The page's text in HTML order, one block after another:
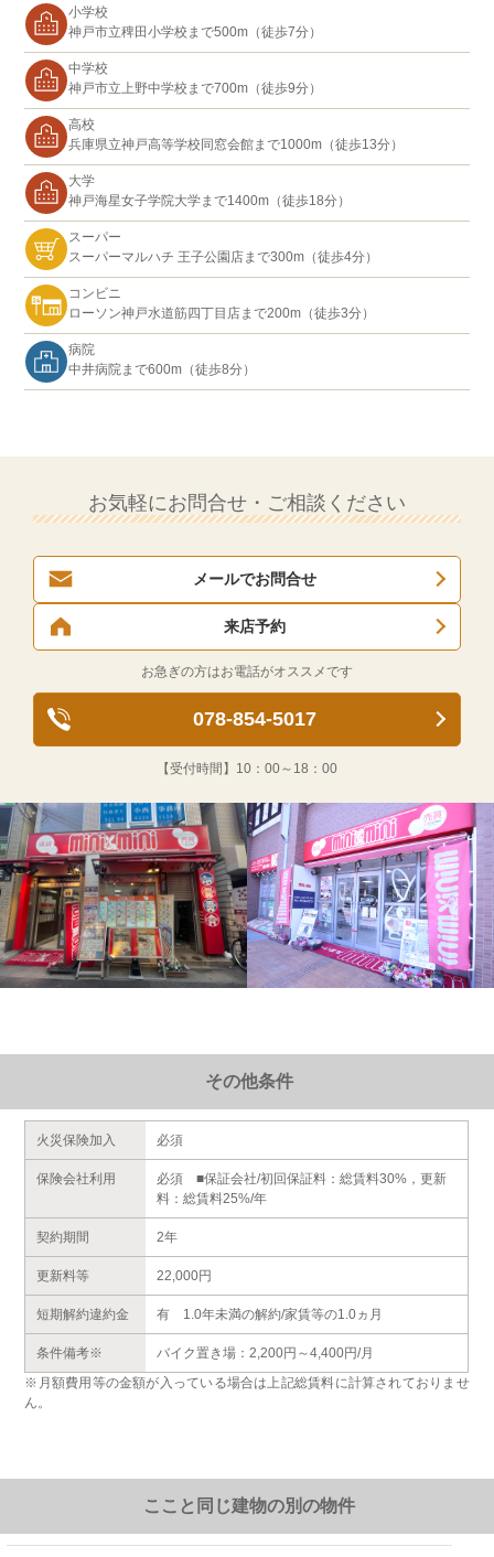
小学校
神戸市立稗田小学校まで500m（徒歩7分）
中学校
神戸市立上野中学校まで700m（徒歩9分）
高校
兵庫県立神戸高等学校同窓会館まで1000m（徒歩13分）
大学
神戸海星女子学院大学まで1400m（徒歩18分）
スーパー
スーパーマルハチ 王子公園店まで300m（徒歩4分）
コンビニ
ローソン神戸水道筋四丁目店まで200m（徒歩3分）
病院
中井病院まで600m（徒歩8分）
お気軽にお問合せ・ご相談ください
メールでお問合せ
来店予約
お急ぎの方はお電話がオススメです
078-854-5017
【受付時間】 10：00～18：00
その他条件
火災保険加入 必須
保険会社利用
必須 ■保証会社/初回保証料：総賃料30%，更新
料：総賃料25%/年
契約期間 2年
更新料等 22,000円
短期解約違約金 有 1.0年未満の解約/家賃等の1.0ヵ月
条件備考※
バイク置き場：2,200円～4,400円/月
※月額費用等の金額が入っている場合は上記総賃料に計算されておりませ
ん。
ここと同じ建物の別の物件